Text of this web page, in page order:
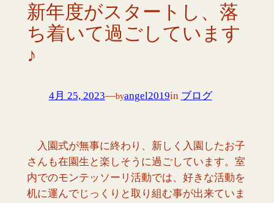
新年度がスタートし、落
ち着いて過ごしています
♪
4月 25, 2023—byangel2019in ブログ
入園式が無事に終わり、新しく入園したお子
さんも在園生と楽しそうに過ごしています。室
内でのモンテッソーリ活動では、好きな活動を
机に運んでじっくりと取り組む事が出来ていま